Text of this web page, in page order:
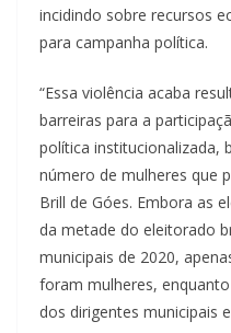
incidindo sobre recursos
para campanha política.
“Essa violência acaba
barreiras para a
política institucionalizada,
número de mulheres que
Brill de Góes. Embora as
da metade do eleitorado
municipais de 2020,
foram mulheres,
dos dirigentes municipais